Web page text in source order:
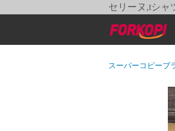
セリーヌ,tシャ
スーパーコピーブ